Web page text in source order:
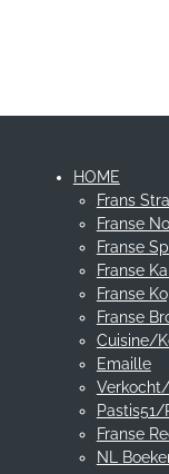
HOME
Frans
Franse
Franse
Franse
Franse
Franse
Cuisine/
Emaille
Franse
NL